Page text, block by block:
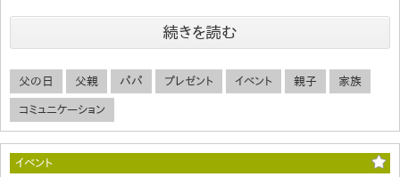
続きを読む
父の日 父親 パパ プレゼント イベント 親子 家族
コミュニケーション
イベント